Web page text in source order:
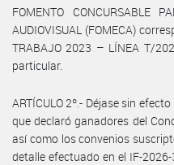
FOMENTO CONCURSABLE
AUDIOVISUAL (FOMECA)
TRABAJO 2023 – LÍNEA T/
particular.
ARTÍCULO 2º.- Déjase sin
que declaró ganadores del
así como los convenios
detalle efectuado en el IF-2026-